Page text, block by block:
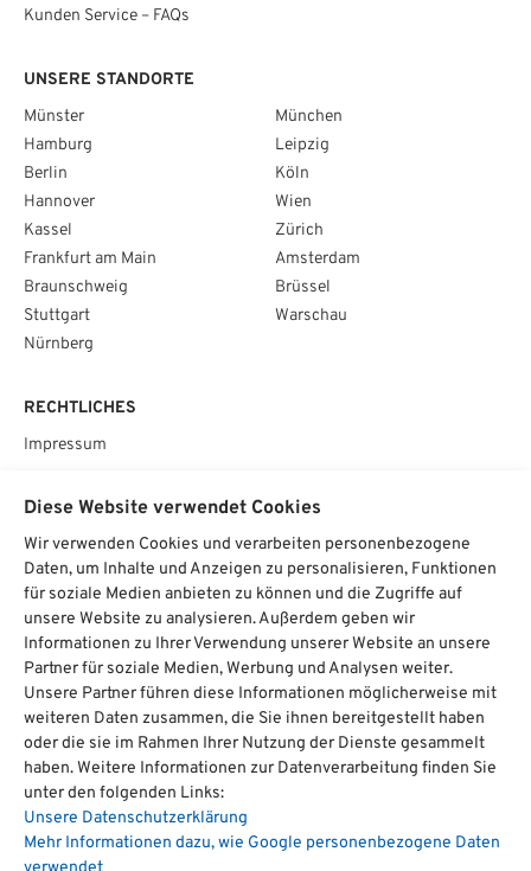
Kunden Service – FAQs
RECHTLICHES
Impressum
AGB
Cookie­einstellungen
UNSERE STANDORTE
Münster
Hamburg
Berlin
Hannover
Kassel
Frankfurt am Main
Braunschweig
Stuttgart
Nürnberg
München
Leipzig
Köln
Wien
Zürich
Amsterdam
Brüssel
Warschau
SOCIAL
Chat starten
hat4,74
von5
Über1700Bewertungen auf ProvenExpert.com
Diese Website verwendet Cookies
Wir verwenden Cookies und verarbeiten personenbezogene
Daten, um Inhalte und Anzeigen zu personalisieren, Funktionen
für soziale Medien anbieten zu können und die Zugriffe auf
unsere Website zu analysieren. Außerdem geben wir
Informationen zu Ihrer Verwendung unserer Website an unsere
Partner für soziale Medien, Werbung und Analysen weiter.
Unsere Partner führen diese Informationen möglicherweise mit
weiteren Daten zusammen, die Sie ihnen bereitgestellt haben
oder die sie im Rahmen Ihrer Nutzung der Dienste gesammelt
haben. Weitere Informationen zur Datenverarbeitung finden Sie
unter den folgenden Links:
Unsere Datenschutzerklärung
Mehr Informationen dazu, wie Google personenbezogene Daten